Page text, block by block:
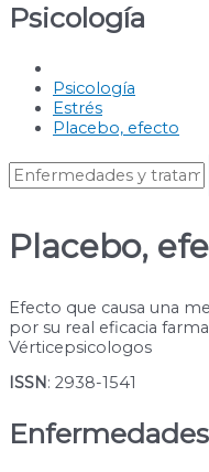
Psicología
Psicología
Estrés
Placebo, efecto
Placebo,
Efecto que causa una
por su real eficacia
Vérticepsicologos
ISSN: 2938-1541